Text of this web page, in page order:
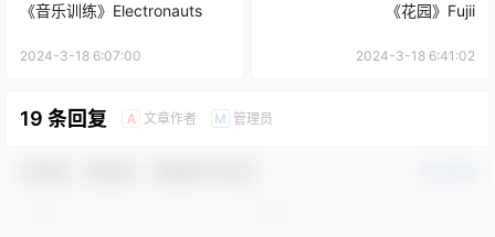
《音乐训练》Electronauts
2024-3-18 6:07:00
《花园》Fujii
2024-3-18 6:41:02
19 条回复 A 文章作者 M 管理员